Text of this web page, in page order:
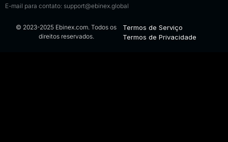
E-mail para contato: support@ebinex.global
© 2023-2025 Ebinex.com. Todos os
direitos reservados.
Termos de Serviço
Termos de Privacidade